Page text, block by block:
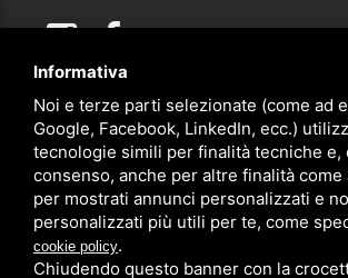
Partner
Informativa
Noi e terze parti selezionate (come ad
Google, Facebook, LinkedIn, ecc.)
tecnologie simili per finalità tecniche e,
consenso, anche per altre finalità come
per mostrati annunci personalizzati e
personalizzati più utili per te, come
cookie policy.
Chiudendo questo banner con la